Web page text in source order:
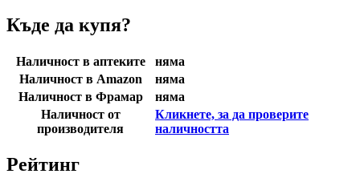
Къде да купя?
Наличност в аптеките
няма
Наличност в Amazon
няма
Наличност в Фрамар
няма
Наличност от
производителя
Кликнете, за да проверите
наличността
Рейтинг